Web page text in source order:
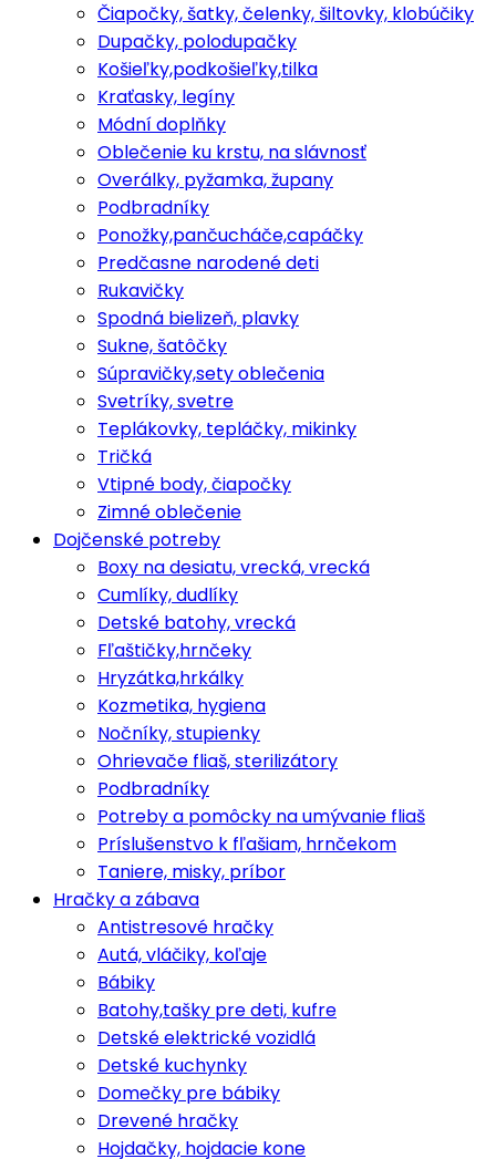
Čiapočky, šatky, čelenky, šiltovky, klobúčiky
Dupačky, polodupačky
Košieľky,podkošieľky,tilka
Kraťasky, legíny
Módní doplňky
Oblečenie ku krstu, na slávnosť
Overálky, pyžamka, župany
Podbradníky
Ponožky,pančucháče,capáčky
Predčasne narodené deti
Rukavičky
Spodná bielizeň, plavky
Sukne, šatôčky
Súpravičky,sety oblečenia
Svetríky, svetre
Teplákovky, tepláčky, mikinky
Tričká
Vtipné body, čiapočky
Zimné oblečenie
Dojčenské potreby
Boxy na desiatu, vrecká, vrecká
Cumlíky, dudlíky
Detské batohy, vrecká
Fľaštičky,hrnčeky
Hryzátka,hrkálky
Kozmetika, hygiena
Nočníky, stupienky
Ohrievače fliaš, sterilizátory
Podbradníky
Potreby a pomôcky na umývanie fliaš
Príslušenstvo k fľašiam, hrnčekom
Taniere, misky, príbor
Hračky a zábava
Antistresové hračky
Autá, vláčiky, koľaje
Bábiky
Batohy,tašky pre deti, kufre
Detské elektrické vozidlá
Detské kuchynky
Domečky pre bábiky
Drevené hračky
Hojdačky, hojdacie kone